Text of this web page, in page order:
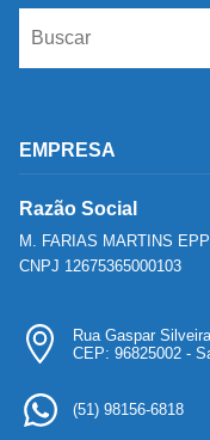
EMPRESA
Razão Social
M. FARIAS MARTINS EPP
CNPJ 12675365000103
Rua Gaspar
CEP: 96825002 -
(51) 98156-6818